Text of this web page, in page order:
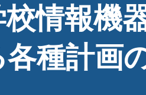
情報機
各種計画